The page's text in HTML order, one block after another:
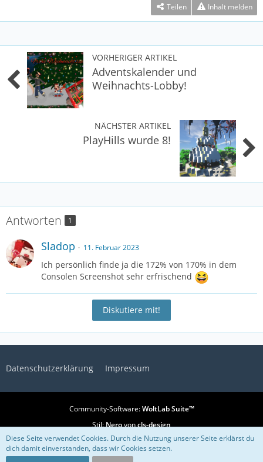
Teilen Inhalt melden
VORHERIGER ARTIKEL
Adventskalender und
Weihnachts-Lobby!
NÄCHSTER ARTIKEL
PlayHills wurde 8!
Antworten 1
Sladop 11. Februar 2023
Ich persönlich finde ja die 172% von 170% in dem
Consolen Screenshot sehr erfrischend
Diskutiere mit!
Datenschutzerklärung Impressum
Community-Software:WoltLab Suite™
Stil:Nerovoncls-design
Diese Seite verwendet Cookies. Durch die Nutzung unserer Seite erklärst du
dich damit einverstanden, dass wir Cookies setzen.